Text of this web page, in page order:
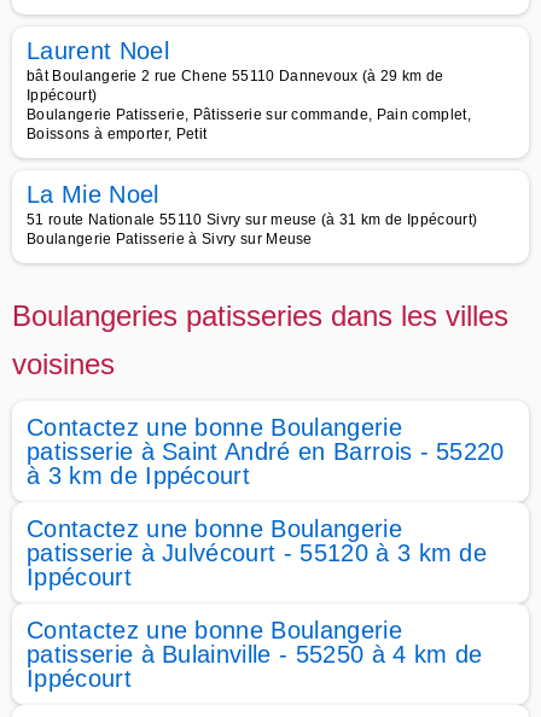
Laurent Noel
bât Boulangerie 2 rue Chene 55110 Dannevoux (à 29 km de
Ippécourt)
Boulangerie Patisserie, Pâtisserie sur commande, Pain complet,
Boissons à emporter, Petit
La Mie Noel
51 route Nationale 55110 Sivry sur meuse (à 31 km de Ippécourt)
Boulangerie Patisserie à Sivry sur Meuse
Boulangeries patisseries dans les villes
voisines
Contactez une bonne Boulangerie
patisserie à Saint André en Barrois - 55220
à 3 km de Ippécourt
Contactez une bonne Boulangerie
patisserie à Julvécourt - 55120 à 3 km de
Ippécourt
Contactez une bonne Boulangerie
patisserie à Bulainville - 55250 à 4 km de
Ippécourt